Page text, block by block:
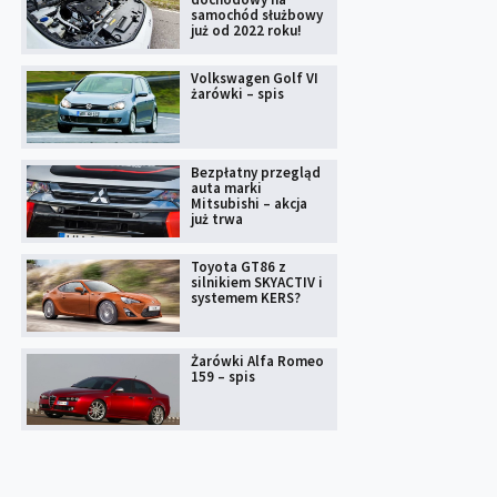
samochód służbowy
już od 2022 roku!
Volkswagen Golf VI
żarówki – spis
Bezpłatny przegląd
auta marki
Mitsubishi – akcja
już trwa
Toyota GT86 z
silnikiem SKYACTIV i
systemem KERS?
Żarówki Alfa Romeo
159 – spis